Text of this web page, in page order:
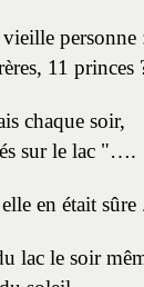
personne
11 princes
chaque soir,
sur le lac "….
elle en était
lac le soir